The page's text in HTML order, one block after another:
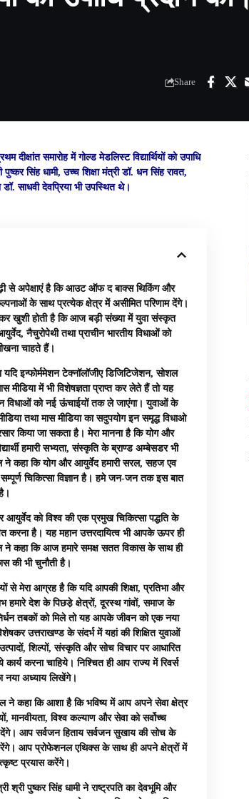
Share
दीक्षांत समारोह में गोल्ड मेडलिस्ट विद्यार्थियों को उपाधि
सिंह धामी, उच्च शिक्षा मंत्री डॉ. धन सिंह रावत,
साधवी देवप्रिया भी उपस्थित थे।
से अपेक्षाएं है कि आउट ऑफ द बाक्स थिकिंग और
के साथ प्रत्येक क्षेत्र में असीमित परिणाम देंगे।
खुशी होती है कि आज बड़ी संख्या में युवा संस्कृत
नैचुरोपेथी तथा प्राचीन भारतीय विधाओं को
चाहते हैं।
यदि इन्फोर्ममेशन टेक्नॉलॉजीए डिजिटिजेशन, सोशल
मीडिया में भी विशेषज्ञता प्राप्त कर लेते हैं तो यह
विधाओं को नई ऊंचाईयों तक ले जाएंगा। युवाओं के
तथा मास मीडिया का सदुपयोग इन समृद्ध विधाओ
किया जा सकता है। मेरा मानना है कि योग और
हमारी सभ्यता, संस्कृति के ब्राण्ड अम्बेसडर भी
ने कहा कि योग और आयुर्वेद हमारी सरल, सहज एव
चिकित्सा विज्ञान है। हमे जन-जन तक इस बात
आयुर्वेद को विश्व की एक प्रमुख चिकित्सा पद्धति के
करना है। यह महान उत्तरदायित्व भी आपके ऊपर ही
ने कहा कि आज हमारे समक्ष सतत विकास के साथ ही
की भी चुनौती है।
से मेरा आग्रह है कि यदि आपकी शिक्षा, प्रतिभा और
हमारे देश के पिछडे़ क्षेत्रों, दूरस्थ गांवों, समाज के
तबकों को मिले तो यह आपके जीवन को एक नया
उत्तराखण्ड के संदर्भ में यहां की शिक्षित युवाओं
शिल्पों, संस्कृति और सोच विचार पर आधारित
कार्य करना चाहिये। निश्चित ही आप राज्य में रिवर्स
नया अध्याय लिखेंगे।
ने कहा कि आशा है कि भविष्य में आप अपने सेवा क्षेत्र
मानवीयता, विश्व कल्याण और सेवा को सर्वोच्च
देंगे। आप सर्वजन हिताय सर्वजन सुखाय की सोच के
आप प्रोफेशनल एथिक्स के साथ ही अपने क्षेत्रों में
प्रयास करेंगे।
श्री पुष्कर सिंह धामी ने राष्ट्रपति का देवभूमि और